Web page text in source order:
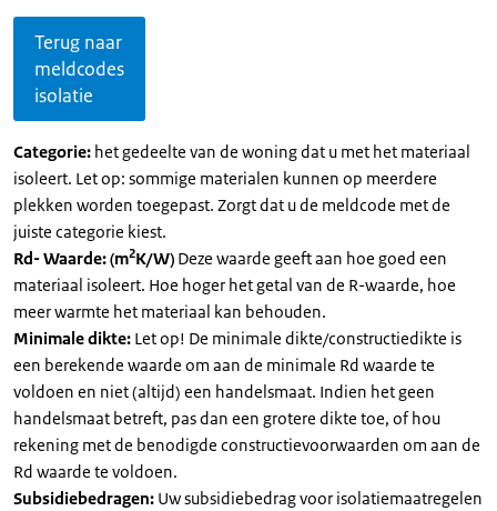
Terug naar
meldcodes
isolatie
Categorie: het gedeelte van de woning dat u met het materiaal
isoleert. Let op: sommige materialen kunnen op meerdere
plekken worden toegepast. Zorgt dat u de meldcode met de
juiste categorie kiest.
Rd- Waarde: (m2K/W) Deze waarde geeft aan hoe goed een
materiaal isoleert. Hoe hoger het getal van de R-waarde, hoe
meer warmte het materiaal kan behouden.
Minimale dikte: Let op! De minimale dikte/constructiedikte is
een berekende waarde om aan de minimale Rd waarde te
voldoen en niet (altijd) een handelsmaat. Indien het geen
handelsmaat betreft, pas dan een grotere dikte toe, of hou
rekening met de benodigde constructievoorwaarden om aan de
Rd waarde te voldoen.
Subsidiebedragen: Uw subsidiebedrag voor isolatiemaatregelen